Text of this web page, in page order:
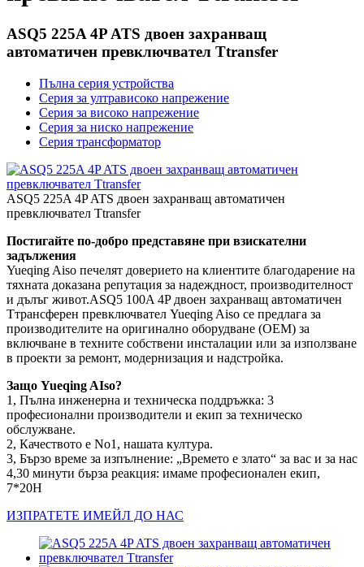
ASQ5 225A 4P ATS двоен захранващ
автоматичен превключвател Ttransfer
Пълна серия устройства
Серия за ултрависоко напрежение
Серия за високо напрежение
Серия за ниско напрежение
Серия трансформатор
ASQ5 225A 4P ATS двоен захранващ автоматичен
превключвател Ttransfer
Постигайте по-добро представяне при взискателни
задължения
Yueqing Aiso печелят доверието на клиентите благодарение на
тяхната доказана репутация за надеждност, производителност
и дълъг живот.ASQ5 100A 4P двоен захранващ автоматичен
Tтрансферен превключвател Yueqing Aiso се предлага за
производителите на оригинално оборудване (OEM) за
включване в техните собствени инсталации или за използване
в проекти за ремонт, модернизация и надстройка.
Защо Yueqing AIso?
1, Пълна инженерна и техническа поддръжка: 3
професионални производители и екип за техническо
обслужване.
2, Качеството е No1, нашата култура.
3, Бързо време за изпълнение: „Времето е злато“ за вас и за нас
4,30 минути бърза реакция: имаме професионален екип,
7*20H
ИЗПРАТЕТЕ ИМЕЙЛ ДО НАС